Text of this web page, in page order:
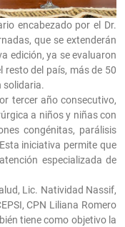
encabezado por el Dr.
que se extenderán
edición, ya se evaluaron
resto del país, más de 50
solidaria.
tercer año consecutivo,
a niños y niñas con
congénitas, parálisis
iniciativa permite que
especializada de
Lic. Natividad Nassif,
CPN Liliana Romero
tiene como objetivo la